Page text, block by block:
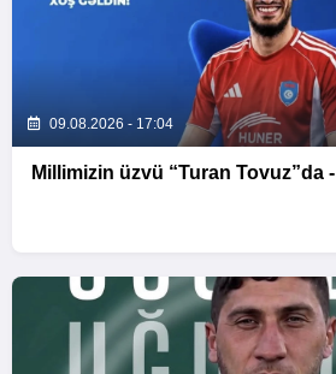
09.08.2026 - 17:04
Millimizin üzvü “Turan Tovuz”da -